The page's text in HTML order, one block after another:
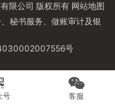
限公司 版权所有 网站地图
秘书服务、做账审计及银
号
号 客服